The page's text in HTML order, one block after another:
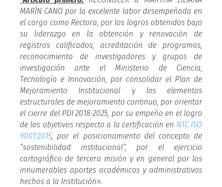
MARÍN CANO por la excelente labor desempeñada en
el cargo como Rectora, por los logros obtenidos bajo
su liderazgo en la obtención y renovación de
registros calificados, acreditación de programas,
reconocimiento de investigadores y grupos de
investigación ante el Ministerio de Ciencia,
Tecnología e Innovación, por consolidar el Plan de
Mejoramiento Institucional y los elementos
estructurales de mejoramiento continuo, por orientar
el cierre del PDI 2018-2025, por su empeño en el logro
de los objetivos respecto a la certificación en NTC ISO
9001:2015, por el posicionamiento del concepto de
“sostenibilidad institucional”, por el ejercicio
cartográfico de tercera misión y en general por los
innumerables aportes académicos y administrativos
hechos a la Institución».